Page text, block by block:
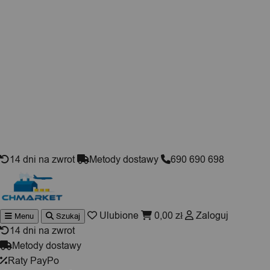
14 dni na zwrot Metody dostawy 690 690 698
Menu Szukaj Ulubione 0,00 zł
Zaloguj
14 dni na zwrot
Metody dostawy
Raty PayPo